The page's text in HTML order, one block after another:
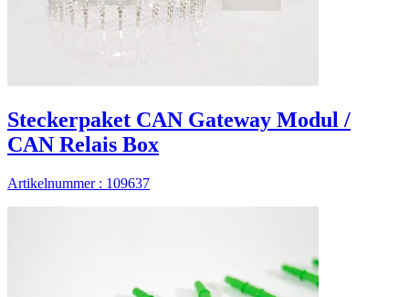
Steckerpaket CAN Gateway Modul /
CAN Relais Box
Artikelnummer : 109637